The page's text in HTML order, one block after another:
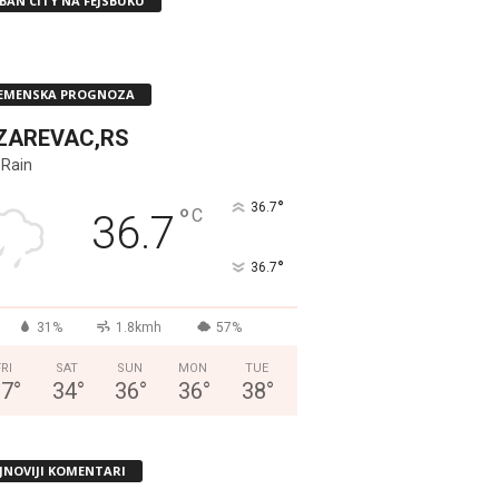
PROGNOZA
36.7 °C 36.7°
36.7°
31% 1.8kmh 57%
°
SAT
34°
SUN
36°
MON
36°
TUE
38°
KOMENTARI